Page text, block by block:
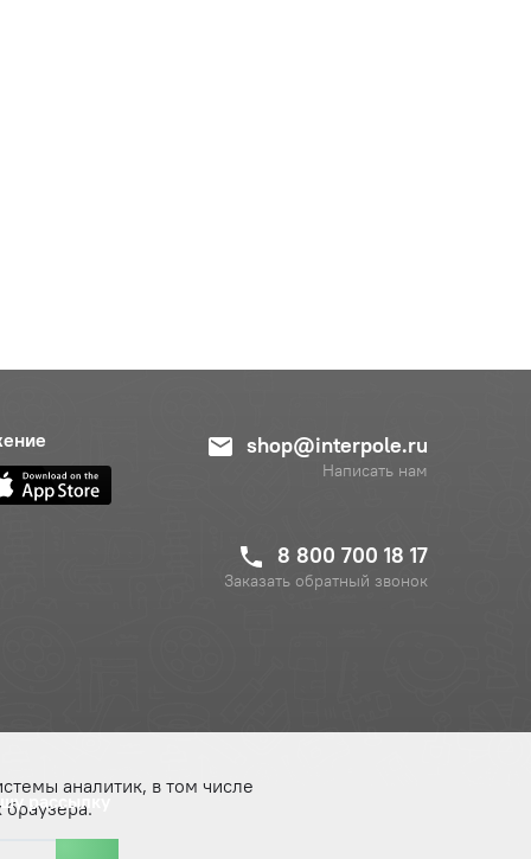
shop@interpole.ru
Написать нам
8 800 700 18 17
Заказать обратный звонок
рассылку
аналитик, в том числе
браузера.